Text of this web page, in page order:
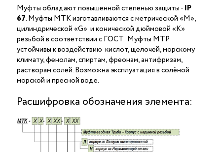
Муфты обладают повышенной степенью защиты -IP
67. Муфты МТК изготавливаются с метрической «М»,
цилиндрической «G» и конической дюймовой «К»
резьбой в соответствии с ГОСТ. Муфты МТР
устойчивы к воздействию кислот, щелочей, морскому
климату, фенолам, спиртам, фреонам, антифризам,
растворам солей. Возможна эксплуатация в солёной
морской и пресной воде.
Расшифровка обозначения элемента: